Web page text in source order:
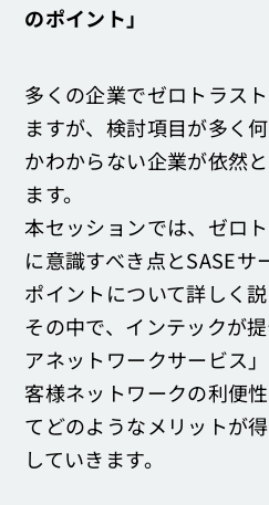
のポイント」
多くの企業でゼロトラス
ますが、検討項目が多く
かわからない企業が依然
ます。
本セッションでは、ゼロ
に意識すべき点とSASEサ
ポイントについて詳しく説
その中で、インテックが
アネットワークサービス
客様ネットワークの利便
てどのようなメリットが
していきます。